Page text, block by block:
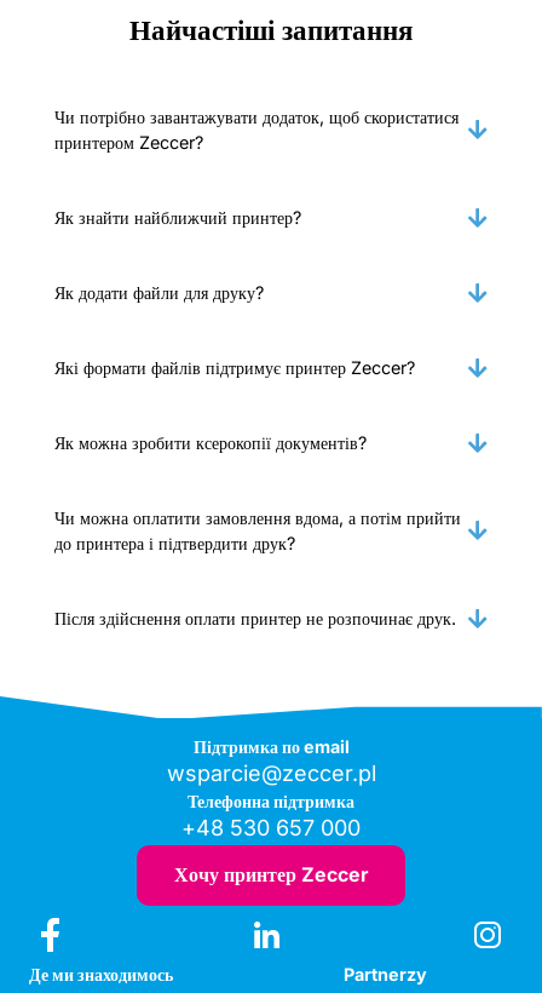
Найчастіші запитання
Чи потрібно завантажувати додаток, щоб скористатися
принтером Zeccer?
Як знайти найближчий принтер?
Як додати файли для друку?
Які формати файлів підтримує принтер Zeccer?
Як можна зробити ксерокопії документів?
Чи можна оплатити замовлення вдома, а потім прийти
до принтера і підтвердити друк?
Після здійснення оплати принтер не розпочинає друк.
Підтримка по email
wsparcie@zeccer.pl
Телефонна підтримка
+48 530 657 000
Хочу принтер Zeccer
Де ми знаходимось
Partnerzy